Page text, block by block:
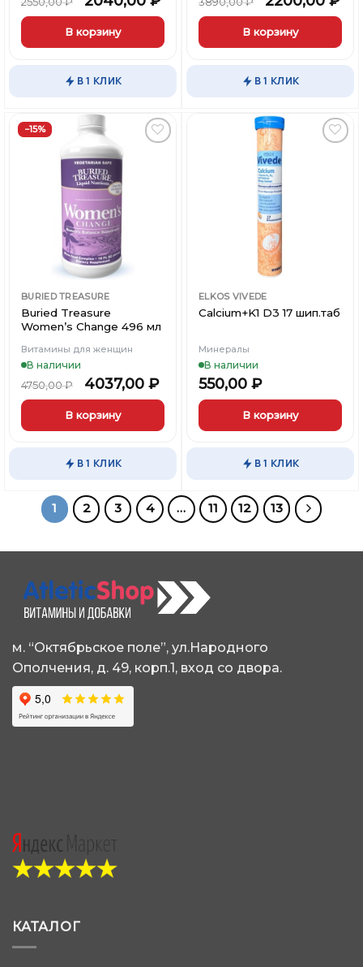
В корзину
В 1 КЛИК
В корзину
В 1 КЛИК
−15%
Вишлист
BURIED TREASURE
Buried Treasure
Women’s Change 496 мл
Витамины для женщин
В наличии
4750,00₽ 4037,00 ₽
В корзину
В 1 КЛИК
ELKOS VIVEDE
Calcium+K1 D3 17 шип.таб
Минералы
В наличии
550,00 ₽
В корзину
В 1 КЛИК
1 2 3 4 … 11 12 13
м. “Октябрьское поле”, ул.Народного
Ополчения, д. 49, корп.1, вход со двора.
КАТАЛОГ